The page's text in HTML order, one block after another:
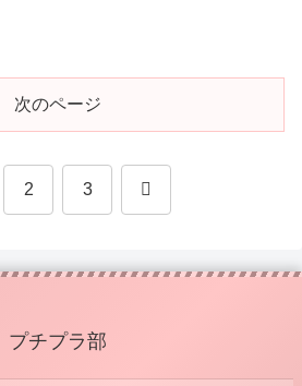
次のページ
2 3 次
プチプラ部